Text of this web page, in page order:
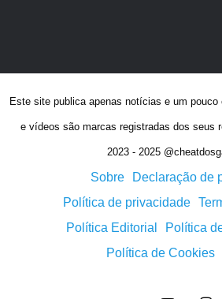
Este site publica apenas notícias e um pouco
e vídeos são marcas registradas dos seus
2023 - 2025
Sobre
Declaração de
Política de privacidade
Política Editorial
Política
Política de Cookies